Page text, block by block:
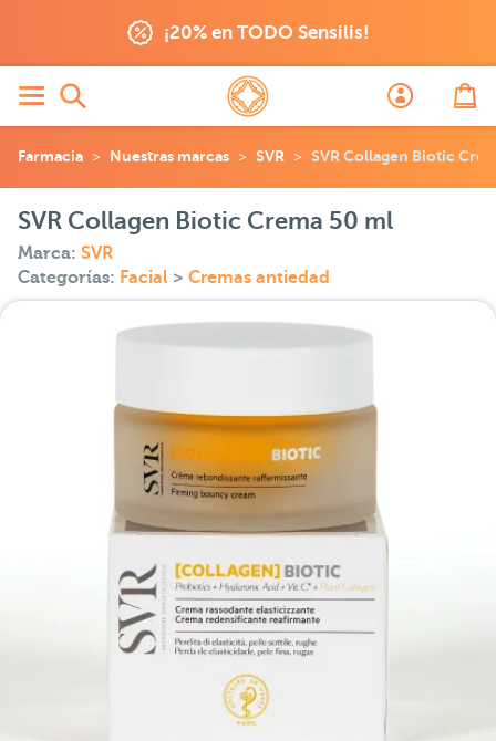
¡20% en TODO Sensilis!
Farmacia Nuestras marcas SVR SVR Collagen Biotic
SVR Collagen Biotic Crema 50 ml
Marca: SVR
Categorías: Facial > Cremas antiedad